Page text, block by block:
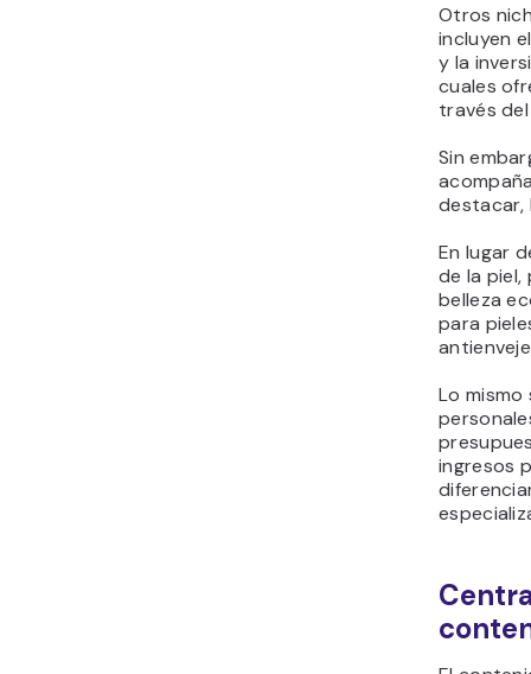
Otros
incluyen
y la
cuales
través
Sin
destacar,
En lugar
de la
belleza
para
Lo mismo
ingresos